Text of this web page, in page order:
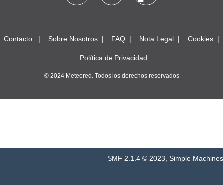
Contacto Sobre Nosotros FAQ Nota Legal Cookies
Política de Privacidad
© 2024 Meteored. Todos los derechos reservados
SMF 2.1.4 © 2023 Simple Machines